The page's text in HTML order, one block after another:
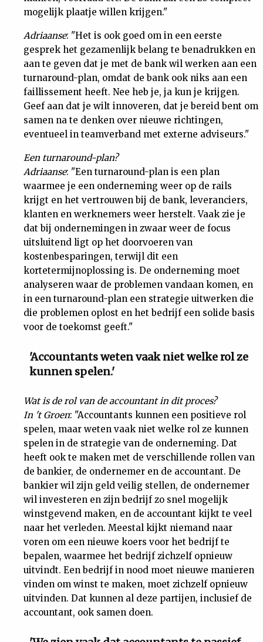
mogelijk plaatje willen krijgen."
Adriaanse: "Het is ook goed om in een eerste
gesprek het gezamenlijk belang te benadrukken en
aan te geven dat je met de bank wil werken aan een
turnaround-plan, omdat de bank ook niks aan een
faillissement heeft. Nee heb je, ja kun je krijgen.
Geef aan dat je wilt innoveren, dat je bereid bent om
samen na te denken over nieuwe richtingen,
eventueel in teamverband met externe adviseurs."
Een turnaround-plan?
Adriaanse: "Een turnaround-plan is een plan
waarmee je een onderneming weer op de rails
krijgt en het vertrouwen bij de bank, leveranciers,
klanten en werknemers weer herstelt. Vaak zie je
dat bij ondernemingen in zwaar weer de focus
uitsluitend ligt op het doorvoeren van
kostenbesparingen, terwijl dit een
kortetermijnoplossing is. De onderneming moet
analyseren waar de problemen vandaan komen, en
in een turnaround-plan een strategie uitwerken die
die problemen oplost en het bedrijf een solide basis
voor de toekomst geeft."
'Accountants weten vaak niet welke rol ze
kunnen spelen.'
Wat is de rol van de accountant in dit proces?
In 't Groen: "Accountants kunnen een positieve rol
spelen, maar weten vaak niet welke rol ze kunnen
spelen in de strategie van de onderneming. Dat
heeft ook te maken met de verschillende rollen van
de bankier, de ondernemer en de accountant. De
bankier wil zijn geld veilig stellen, de ondernemer
wil investeren en zijn bedrijf zo snel mogelijk
winstgevend maken, en de accountant kijkt te veel
naar het verleden. Meestal kijkt niemand naar
voren om een nieuwe koers voor het bedrijf te
bepalen, waarmee het bedrijf zichzelf opnieuw
uitvindt. Een bedrijf in nood moet nieuwe manieren
vinden om winst te maken, moet zichzelf opnieuw
uitvinden. Dat kunnen al deze partijen, inclusief de
accountant, ook samen doen.